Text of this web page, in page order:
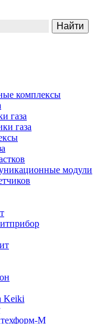
комплексы
газа
газа
модули
Keiki
М